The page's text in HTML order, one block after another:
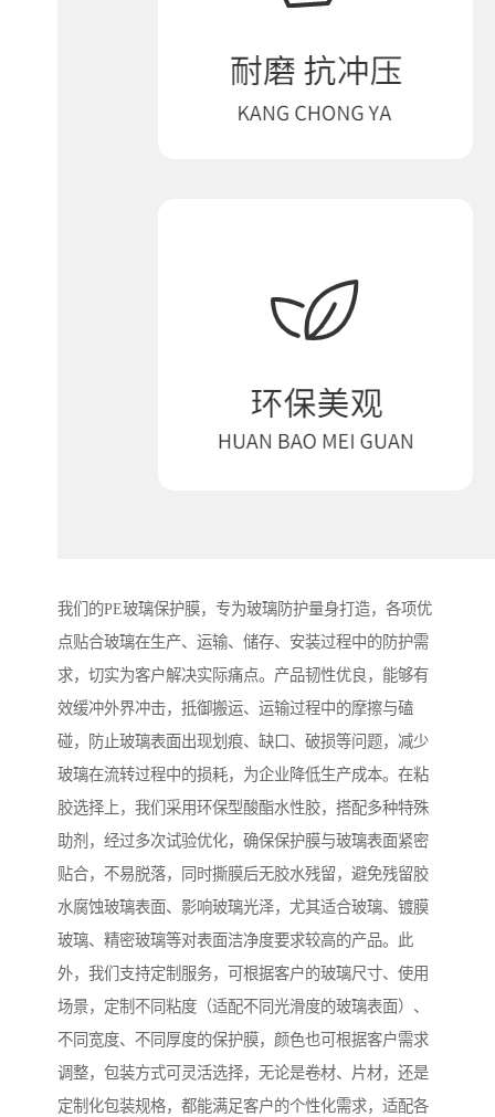
我们的PE玻璃保护膜，专为玻璃防护量身打造，各项优
点贴合玻璃在生产、运输、储存、安装过程中的防护需
求，切实为客户解决实际痛点。产品韧性优良，能够有
效缓冲外界冲击，抵御搬运、运输过程中的摩擦与磕
碰，防止玻璃表面出现划痕、缺口、破损等问题，减少
玻璃在流转过程中的损耗，为企业降低生产成本。在粘
胶选择上，我们采用环保型酸酯水性胶，搭配多种特殊
助剂，经过多次试验优化，确保保护膜与玻璃表面紧密
贴合，不易脱落，同时撕膜后无胶水残留，避免残留胶
水腐蚀玻璃表面、影响玻璃光泽，尤其适合玻璃、镀膜
玻璃、精密玻璃等对表面洁净度要求较高的产品。此
外，我们支持定制服务，可根据客户的玻璃尺寸、使用
场景，定制不同粘度（适配不同光滑度的玻璃表面）、
不同宽度、不同厚度的保护膜，颜色也可根据客户需求
调整，包装方式可灵活选择，无论是卷材、片材，还是
定制化包装规格，都能满足客户的个性化需求，适配各